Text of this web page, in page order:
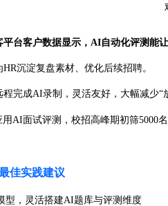
台客户数据显示，AI自动化评测能
沉淀复盘素材、优化后续招聘。
完成AI录制，灵活友好，大幅减少“
AI面试评测，校招高峰期初筛5000
佳实践建议
型，灵活搭建AI题库与评测维度